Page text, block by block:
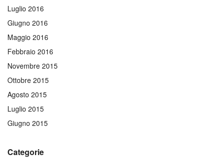
Luglio 2016
Giugno 2016
Maggio 2016
Febbraio 2016
Novembre 2015
Ottobre 2015
Agosto 2015
Luglio 2015
Giugno 2015
Categorie